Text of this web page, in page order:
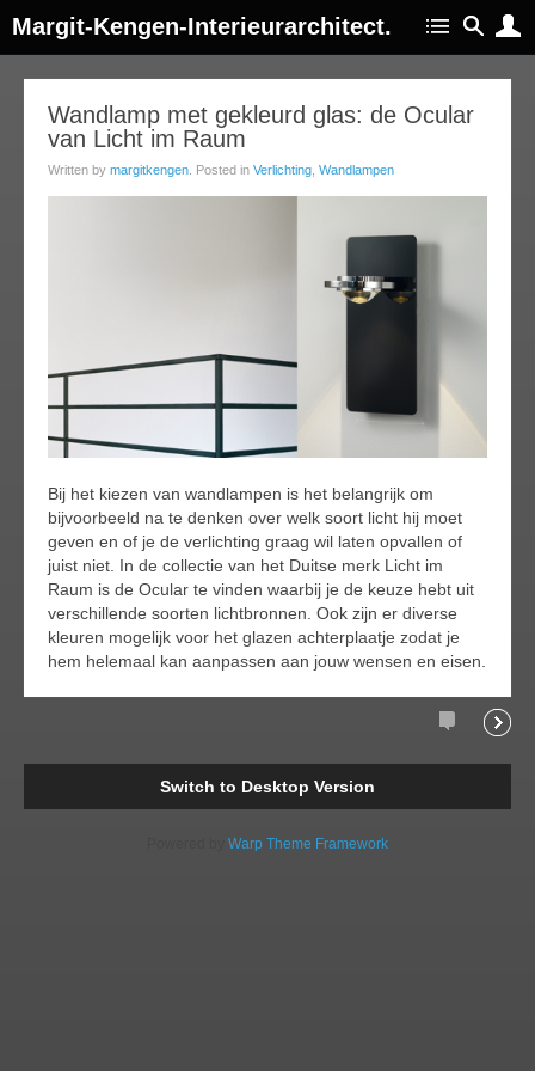
Margit-Kengen-Interieurarchitect.
Wandlamp met gekleurd glas: de Ocular
van Licht im Raum
Written by margitkengen . Posted in Verlichting Wandlampen
Bij het kiezen van wandlampen is het belangrijk om
bijvoorbeeld na te denken over welk soort licht hij moet
geven en of je de verlichting graag wil laten opvallen of
juist niet. In de collectie van het Duitse merk Licht im
Raum is de Ocular te vinden waarbij je de keuze hebt uit
verschillende soorten lichtbronnen. Ook zijn er diverse
kleuren mogelijk voor het glazen achterplaatje zodat je
hem helemaal kan aanpassen aan jouw wensen en eisen.
Comments
Switch to Desktop Version
Warp Theme Framework